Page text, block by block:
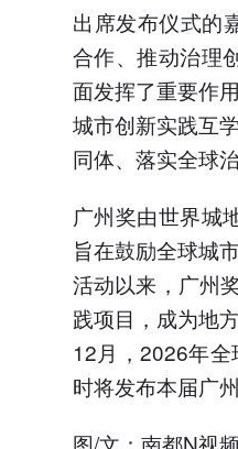
出席发布仪式的
合作、推动治理
面发挥了重要作
城市创新实践互
同体、落实全球
广州奖由世界城
旨在鼓励全球城
活动以来，广州
践项目，成为地
12月，2026年
时将发布本届广
图/文：南都N视